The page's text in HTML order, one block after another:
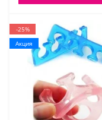
-25%
Акция